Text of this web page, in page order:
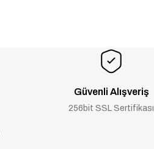
Güvenli Alışveriş
256bit SSL Sertifikası